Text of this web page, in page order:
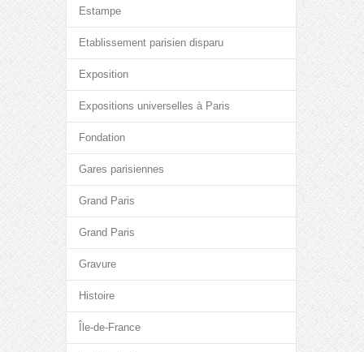
Estampe
Etablissement parisien disparu
Exposition
Expositions universelles à Paris
Fondation
Gares parisiennes
Grand Paris
Grand Paris
Gravure
Histoire
Île-de-France